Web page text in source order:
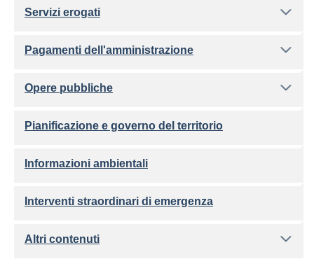
Servizi erogati
Pagamenti dell'amministrazione
Opere pubbliche
Pianificazione e governo del territorio
Informazioni ambientali
Interventi straordinari di emergenza
Altri contenuti